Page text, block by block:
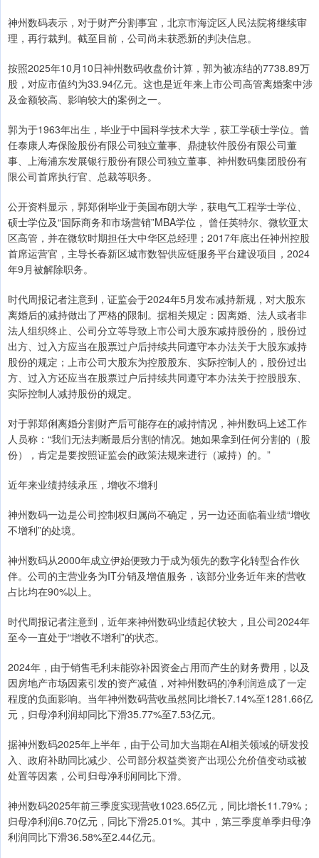
神州数码表示，对于财产分割事宜，北京市海淀区人民法院将继续审
理，再行裁判。截至目前，公司尚未获悉新的判决信息。
按照2025年10月10日神州数码收盘价计算，郭为被冻结的7738.89万
股，对应市值约为33.94亿元。这也是近年来上市公司高管离婚案中涉
及金额较高、影响较大的案例之一。
郭为于1963年出生，毕业于中国科学技术大学，获工学硕士学位。曾
任泰康人寿保险股份有限公司独立董事、鼎捷软件股份有限公司董
事、上海浦东发展银行股份有限公司独立董事、神州数码集团股份有
限公司首席执行官、总裁等职务。
公开资料显示，郭郑俐毕业于美国布朗大学，获电气工程学士学位、
硕士学位及“国际商务和市场营销”MBA学位， 曾任英特尔、微软亚太
区高管，并在微软时期担任大中华区总经理；2017年底出任神州控股
首席运营官，主导长春新区城市数智供应链服务平台建设项目，2024
年9月被解除职务。
时代周报记者注意到，证监会于2024年5月发布减持新规，对大股东
离婚后的减持做出了严格的限制。据相关规定：因离婚、法人或者非
法人组织终止、公司分立等导致上市公司大股东减持股份的，股份过
出方、过入方应当在股票过户后持续共同遵守本办法关于大股东减持
股份的规定；上市公司大股东为控股股东、实际控制人的，股份过出
方、过入方还应当在股票过户后持续共同遵守本办法关于控股股东、
实际控制人减持股份的规定。
对于郭郑俐离婚分割财产后可能存在的减持情况，神州数码上述工作
人员称：“我们无法判断最后分割的情况。她如果拿到任何分割的（股
份），肯定是要按照证监会的政策法规来进行（减持）的。”
近年来业绩持续承压，增收不增利
神州数码一边是公司控制权归属尚不确定，另一边还面临着业绩“增收
不增利”的处境。
神州数码从2000年成立伊始便致力于成为领先的数字化转型合作伙
伴。公司的主营业务为IT分销及增值服务，该部分业务近年来的营收
占比均在90%以上。
时代周报记者注意到，近年来神州数码业绩起伏较大，且公司2024年
至今一直处于“增收不增利”的状态。
2024年，由于销售毛利未能弥补因资金占用而产生的财务费用，以及
因房地产市场因素引发的资产减值，对神州数码的净利润造成了一定
程度的负面影响。当年神州数码营收虽然同比增长7.14%至1281.66亿
元，归母净利润却同比下滑35.77%至7.53亿元。
据神州数码2025年上半年，由于公司加大当期在AI相关领域的研发投
入、政府补助同比减少、公司部分权益类资产出现公允价值变动或被
处置等因素，公司归母净利润同比下滑。
神州数码2025年前三季度实现营收1023.65亿元，同比增长11.79%；
归母净利润6.70亿元，同比下滑25.01%。其中，第三季度单季归母净
利润同比下滑36.58%至2.44亿元。